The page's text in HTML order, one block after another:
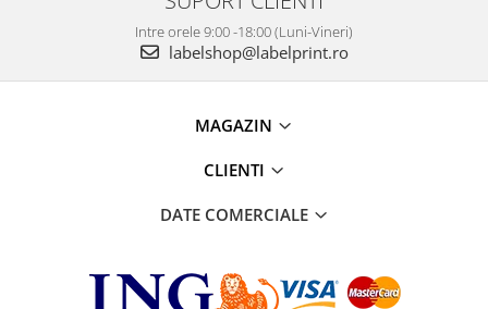
Intre orele 9:00 -18:00 (Luni-Vineri)
labelshop@labelprint.ro
MAGAZIN
CLIENTI
DATE COMERCIALE